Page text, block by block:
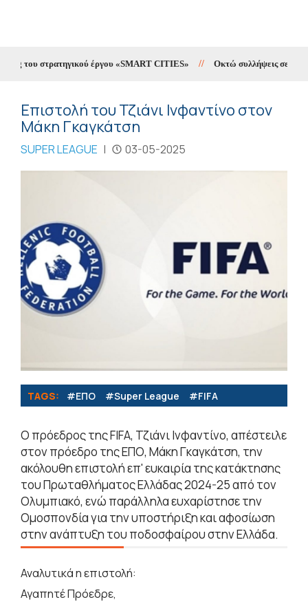
του στρατηγικού έργου «SMART CITIES» // Οκτώ συλλήψεις σε δέκα
Επιστολή του Τζιάνι Ινφαντίνο στον
Μάκη Γκαγκάτση
SUPER LEAGUE | 03-05-2025
TAGS: #ΕΠΟ #Super League #FIFA
Ο πρόεδρος της FIFA, Τζιάνι Ινφαντίνο, απέστειλε
στον πρόεδρο της ΕΠΟ, Μάκη Γκαγκάτση, την
ακόλουθη επιστολή επ' ευκαιρία της κατάκτησης
του Πρωταθλήματος Ελλάδας 2024-25 από τον
Ολυμπιακό, ενώ παράλληλα ευχαρίστησε την
Ομοσπονδία για την υποστήριξη και αφοσίωση
στην ανάπτυξη του ποδοσφαίρου στην Ελλάδα.
Αναλυτικά η επιστολή:
Αγαπητέ Πρόεδρε,